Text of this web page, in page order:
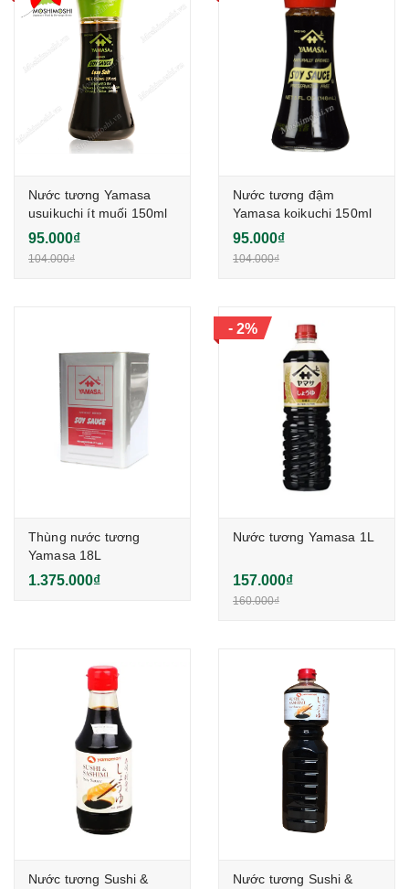
Nước tương Yamasa
usuikuchi ít muối 150ml
95.000₫
104.000₫
Nước tương đậm
Yamasa koikuchi 150ml
95.000₫
104.000₫
Thùng nước tương
Yamasa 18L
1.375.000₫
- 2%
Nước tương Yamasa 1L
157.000₫
160.000₫
Nước tương Sushi &
Nước tương Sushi &